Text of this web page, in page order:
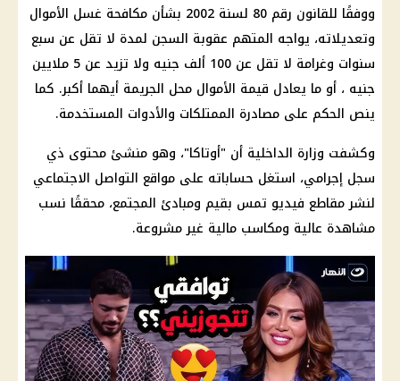
ووفقًا للقانون رقم 80 لسنة 2002 بشأن مكافحة غسل الأموال
وتعديلاته، يواجه المتهم عقوبة السجن لمدة لا تقل عن سبع
سنوات وغرامة لا تقل عن 100 ألف جنيه ولا تزيد عن 5 ملايين
جنيه ، أو ما يعادل قيمة الأموال محل الجريمة أيهما أكبر. كما
ينص الحكم على مصادرة الممتلكات والأدوات المستخدمة.
وكشفت وزارة الداخلية أن "أوتاكا"، وهو منشئ محتوى ذي
سجل إجرامي، استغل حساباته على مواقع التواصل الاجتماعي
لنشر مقاطع فيديو تمس بقيم ومبادئ المجتمع، محققًا نسب
مشاهدة عالية ومكاسب مالية غير مشروعة.